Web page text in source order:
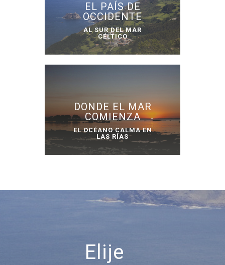
EL PAÍS DE
OCCIDENTE
AL SUR DEL MAR
CÉLTICO
DONDE EL MAR
COMIENZA
EL OCÉANO CALMA EN
LAS RÍAS
Elije